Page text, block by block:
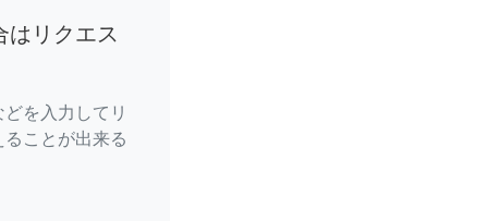
はリクエス
を入力してリ
ことが出来る